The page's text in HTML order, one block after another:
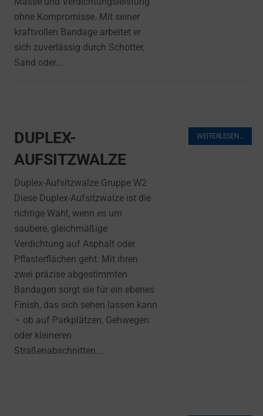
ohne Kompromisse. Mit seiner
kraftvollen Bandage arbeitet er
sich zuverlässig durch Schotter,
Sand oder...
DUPLEX-
AUFSITZWALZE
Duplex-Aufsitzwalze Gruppe W2
Diese Duplex-Aufsitzwalze ist die
richtige Wahl, wenn es um
saubere, gleichmäßige
Verdichtung auf Asphalt oder
Pflasterflächen geht. Mit ihren
zwei präzise abgestimmten
Bandagen sorgt sie für ein ebenes
Finish, das sich sehen lassen kann
– ob auf Parkplätzen, Gehwegen
oder kleineren
Straßenabschnitten....
WEITERLESEN…